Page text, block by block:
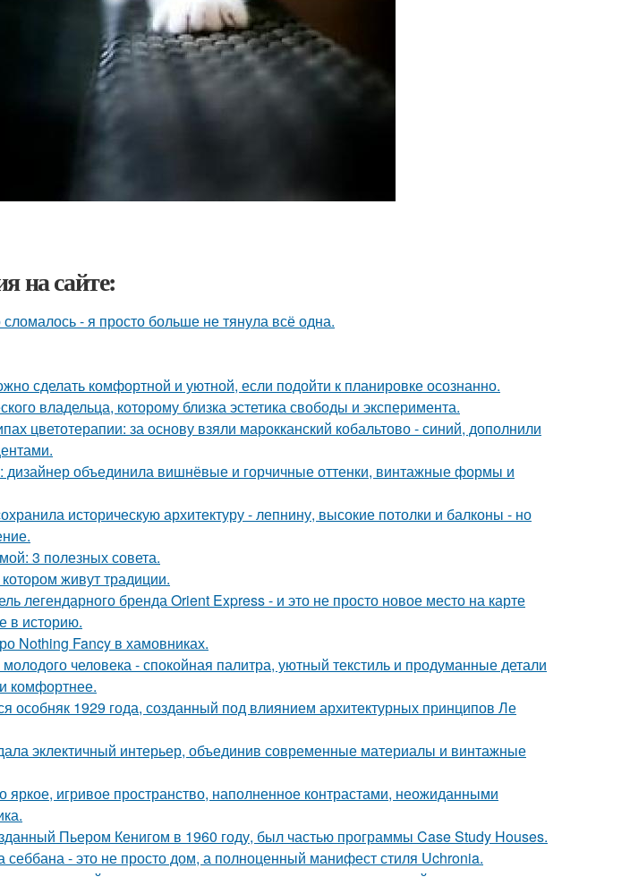
на сайте:
- я просто больше не тянула всё одна.
сделать комфортной и уютной, если подойти к планировке осознанно.
владельца, которому близка эстетика свободы и эксперимента.
цветотерапии: за основу взяли марокканский кобальтово - синий, дополнили
дизайнер объединила вишнёвые и горчичные оттенки, винтажные формы и
историческую архитектуру - лепнину, высокие потолки и балконы - но
3 полезных совета.
живут традиции.
легендарного бренда Orient Express - и это не просто новое место на карте
в историю.
Nothing Fancy в хамовниках.
человека - спокойная палитра, уютный текстиль и продуманные детали
комфортнее.
особняк 1929 года, созданный под влиянием архитектурных принципов Ле
эклектичный интерьер, объединив современные материалы и винтажные
игривое пространство, наполненное контрастами, неожиданными
Пьером Кенигом в 1960 году, был частью программы Case Study Houses.
- это не просто дом, а полноценный манифест стиля Uchronia.